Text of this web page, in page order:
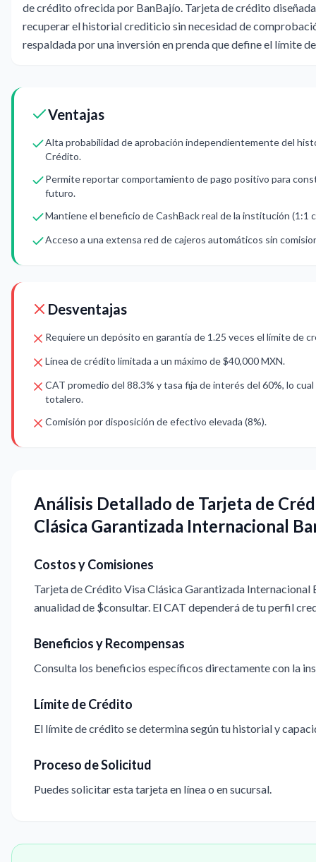
de crédito ofrecida por BanBajío. Tarjeta de crédito
recuperar el historial crediticio sin necesidad de
respaldada por una inversión en prenda que define el límite
Ventajas
Alta probabilidad de aprobación independientemente del
Crédito.
Permite reportar comportamiento de pago positivo para
futuro.
Mantiene el beneficio de CashBack real de la institución (1:1
Acceso a una extensa red de cajeros automáticos sin
Desventajas
Requiere un depósito en garantía de 1.25 veces el límite de
Línea de crédito limitada a un máximo de $40,000 MXN.
CAT promedio del 88.3% y tasa fija de interés del 60%, lo
totalero.
Comisión por disposición de efectivo elevada (8%).
Análisis Detallado de Tarjeta de
Clásica Garantizada Internacional
Costos y Comisiones
Tarjeta de Crédito Visa Clásica Garantizada Internacional
anualidad de $consultar. El CAT dependerá de tu perfil
Beneficios y Recompensas
Consulta los beneficios específicos directamente con la
Límite de Crédito
El límite de crédito se determina según tu historial y
Proceso de Solicitud
Puedes solicitar esta tarjeta en línea o en sucursal.